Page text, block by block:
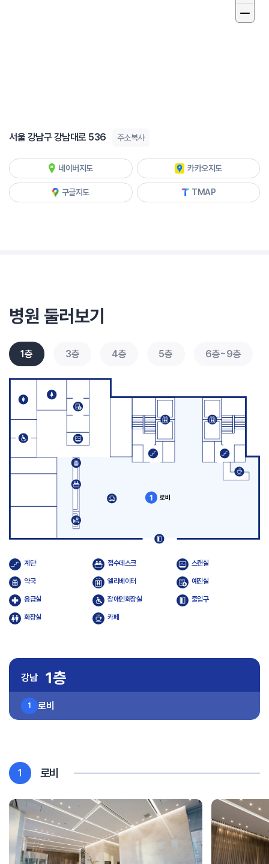
서울 강남구 강남대로 536 주소복사
네이버지도 카카오지도
구글지도 TMAP
병원 둘러보기
1층 3층 4층 5층 6층~9층
계단 접수데스크 스캔실
약국 엘리베이터 예진실
응급실 장애인화장실 출입구
화장실 카페
강남 1층
1 로비
1 로비